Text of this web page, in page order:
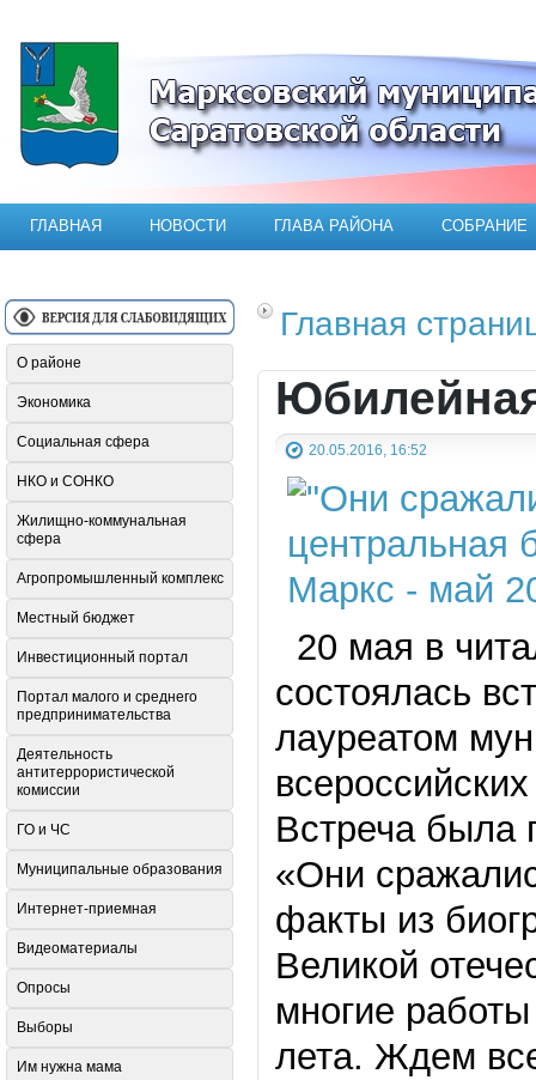
Официальный сайт Марксовского
ГЛАВНАЯ НОВОСТИ ГЛАВА РАЙОНА СОБРАНИЕ
Главная
20.05.2016, 16:52
20 мая в
состоялась
лауреатом
Встреча была
«Они
факты из
Великой
многие
лета. Ждем
О районе
Экономика
Социальная сфера
НКО и СОНКО
Жилищно-коммунальная
сфера
Агропромышленный комплекс
Местный бюджет
Инвестиционный портал
Портал малого и среднего
предпринимательства
Деятельность
антитеррористической
комиссии
ГО и ЧС
Муниципальные образования
Интернет-приемная
Видеоматериалы
Опросы
Выборы
Им нужна мама